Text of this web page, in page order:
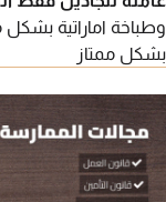
وطباخة اماراتية
بشكل ممتاز